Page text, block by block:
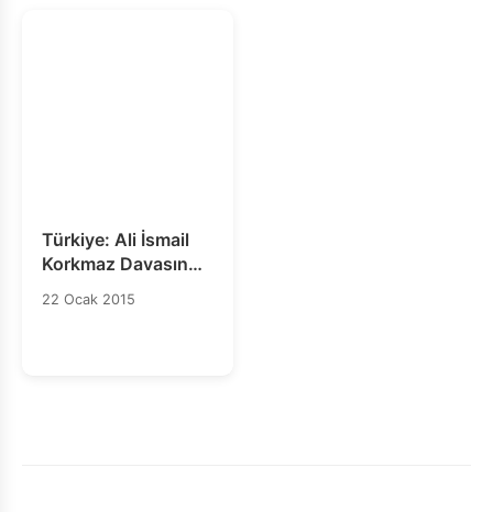
Türkiye: Ali İsmail
Korkmaz Davasında
Hüküm, Adaleti
22 Ocak 2015